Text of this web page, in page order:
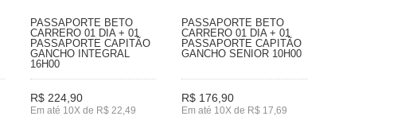
PASSAPORTE BETO
CARRERO 01 DIA + 01
PASSAPORTE CAPITÃO
GANCHO INTEGRAL
16H00
R$ 224,90
Em até 10X de R$ 22,49
PASSAPORTE BETO
CARRERO 01 DIA + 01
PASSAPORTE CAPITÃO
GANCHO SENIOR 10H00
R$ 176,90
Em até 10X de R$ 17,69